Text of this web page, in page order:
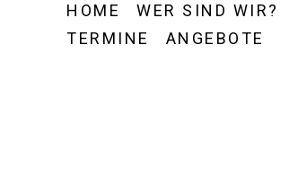
HOME WER SIND WIR?
TERMINE
ANGEBOTE